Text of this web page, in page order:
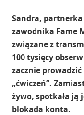
Sandra, partnerka
zawodnika Fame
związane z
100 tysięcy
zacznie
„ćwiczeń”.
żywo, spotkała ją
blokada konta.